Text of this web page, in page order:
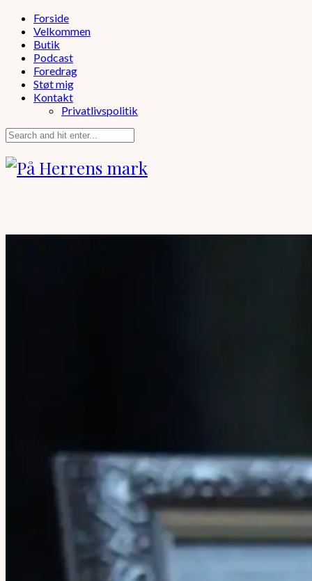
Forside
Velkommen
Butik
Podcast
Foredrag
Støt mig
Kontakt
Privatlivspolitik